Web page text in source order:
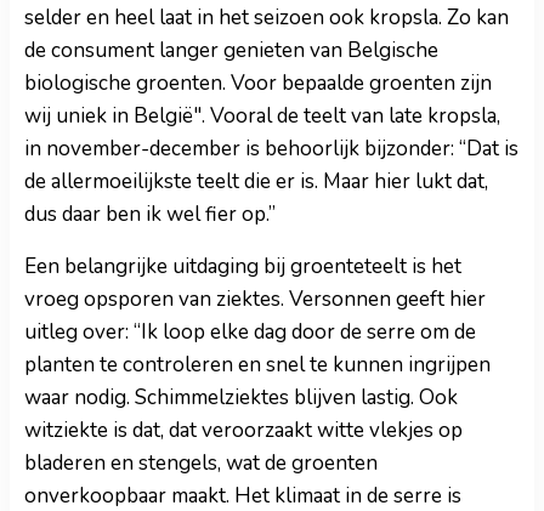
selder en heel laat in het seizoen ook kropsla. Zo kan
de consument langer genieten van Belgische
biologische groenten. Voor bepaalde groenten zijn
wij uniek in België". Vooral de teelt van late kropsla,
in november-december is behoorlijk bijzonder: “Dat is
de allermoeilijkste teelt die er is. Maar hier lukt dat,
dus daar ben ik wel fier op.”
Een belangrijke uitdaging bij groenteteelt is het
vroeg opsporen van ziektes. Versonnen geeft hier
uitleg over: “Ik loop elke dag door de serre om de
planten te controleren en snel te kunnen ingrijpen
waar nodig. Schimmelziektes blijven lastig. Ook
witziekte is dat, dat veroorzaakt witte vlekjes op
bladeren en stengels, wat de groenten
onverkoopbaar maakt. Het klimaat in de serre is